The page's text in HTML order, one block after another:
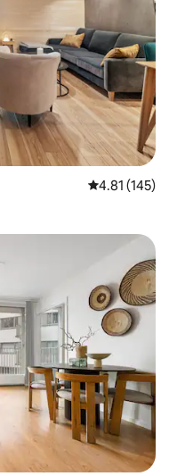
從 145 則評價
4.81 (145)